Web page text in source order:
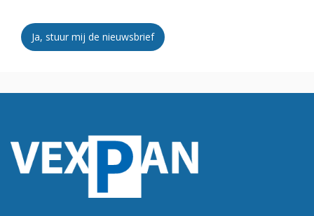
Ja, stuur mij de nieuwsbrief